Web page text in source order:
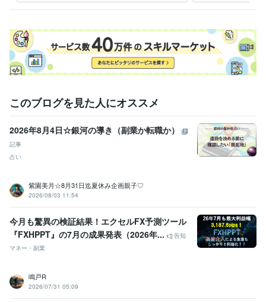
供します
しま
このブログを見た人にオススメ
2026年8月4日☆銀河の導き（副業か転職か）
記事
占い
紫園美月☆8月31日迄夏休み企画親子♡
2026/08/03 11:54
今月も驚異の検証結果！エクセルFX予測ツール
『FXHPPT』の7月の成果発表（2026年...
告知
マネー・副業
鳴戸R
2026/07/31 05:09